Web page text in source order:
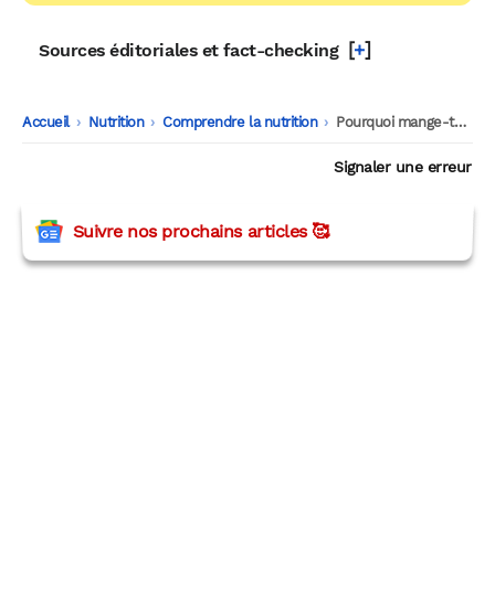
Sources éditoriales et fact-checking [+]
Accueil -
Nutrition -
Comprendre la nutrition -
Pourquoi mange-t-on moins quand il fait chaud ?
Signaler une erreur
Suivre nos prochains articles 🥰